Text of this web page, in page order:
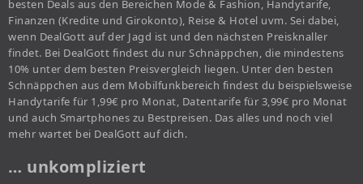
besten Deals aus den Bereichen Mode & Fashion, Handytarife,
Finanzen (Kredite und Girokonto), Reise & Hotel uvm. Sei dabei,
wenn DealGott auf der Jagd ist und den nächsten Preisknaller
findet. Bei DealGott findest du nur Schnäppchen, die mindestens
10% unter dem besten Preisvergleich liegen. Unter den besten
Schnäppchen aus dem Mobilfunkbereich findest du beispielsweise
Handytarife für 1,99€ pro Monat, Datentarife für 3,99€ pro Monat
und auch Smartphones zu Bestpreisen. Das alles und noch viel
mehr wartet bei DealGott auf dich.
… unkompliziert